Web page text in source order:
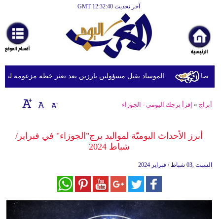
آخر تحديث GMT 12:32:40
أخبارعاجلة
رياضة
ثقافة
إقتصاد
وموسيقى
سياحة
الموساد يقيل مسؤولين بارزين بعد تعثر خطة مزعومة لتغيير
أبراج » إقرأ برجك اليومي - الجوزاء
أبرز الأحداث اليوميّة لمواليد برج"الجوزاء" في فبراير/
شباط 2024
السبت ,03 شباط / فبراير 2024